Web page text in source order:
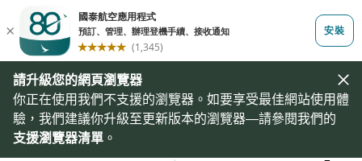
請升級您的網頁瀏覽器
你正在使用我們不支援的瀏覽器。如要享受最佳網站使用體
驗，我們建議你升級至更新版本的瀏覽器—請參閱我們的
支援瀏覽器清單 。